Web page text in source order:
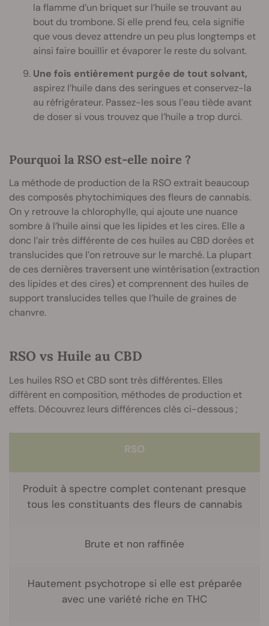
la flamme d’un briquet sur l’huile se trouvant au
bout du trombone. Si elle prend feu, cela signifie
que vous devez attendre un peu plus longtemps et
ainsi faire bouillir et évaporer le reste du solvant.
Une fois entièrement purgée de tout solvant,
aspirez l’huile dans des seringues et conservez-la
au réfrigérateur. Passez-les sous l’eau tiède avant
de doser si vous trouvez que l’huile a trop durci.
Pourquoi la RSO est-elle noire ?
La méthode de production de la RSO extrait beaucoup
des composés phytochimiques des fleurs de cannabis.
On y retrouve la chlorophylle, qui ajoute une nuance
sombre à l’huile ainsi que les lipides et les cires. Elle a
donc l’air très différente de ces huiles au CBD dorées et
translucides que l’on retrouve sur le marché. La plupart
de ces dernières traversent une wintérisation (extraction
des lipides et des cires) et comprennent des huiles de
support translucides telles que l’huile de graines de
chanvre.
RSO vs Huile au CBD
Les huiles RSO et CBD sont très différentes. Elles
diffèrent en composition, méthodes de production et
effets. Découvrez leurs différences clés ci-dessous ;
RSO
Produit à spectre complet contenant presque
tous les constituants des fleurs de cannabis
Brute et non raffinée
Hautement psychotrope si elle est préparée
avec une variété riche en THC